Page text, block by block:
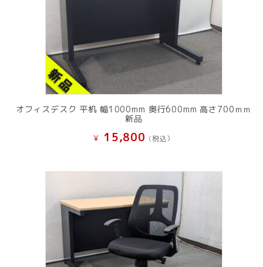
オフィスデスク 平机 幅1000mm 奥行600mm 高さ700ｍｍ
新品
¥ 15,800 (税込）